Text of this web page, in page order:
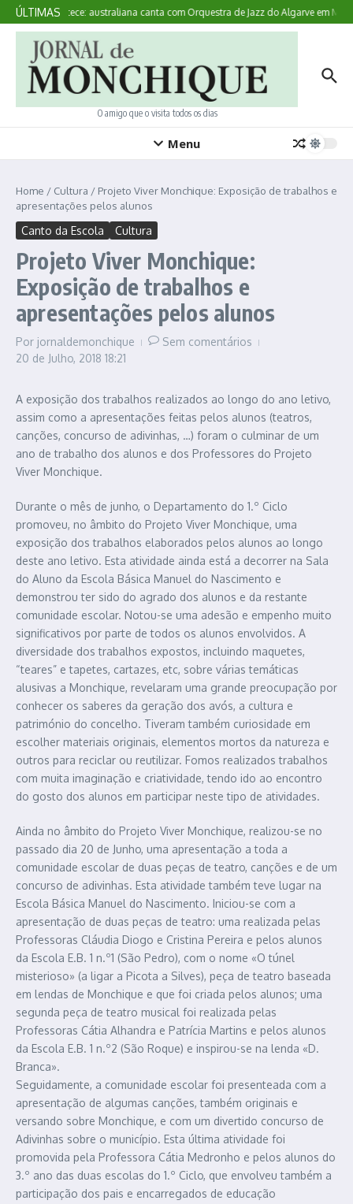
Ir para o conteúdo
ÚLTIMAS
Aqui Acontece: australiana canta com Orquestra de Jazz do Algarve em
O amigo que o visita todos os dias
Menu
Home / Cultura / Projeto Viver Monchique: Exposição de trabalhos e
apresentações pelos alunos
Canto da Escola Cultura
Projeto Viver Monchique:
Exposição de trabalhos e
apresentações pelos alunos
Por jornaldemonchique
Sem comentários
20 de Julho, 2018 18:21
A exposição dos trabalhos realizados ao longo do ano letivo,
assim como a apresentações feitas pelos alunos (teatros,
canções, concurso de adivinhas, …) foram o culminar de um
ano de trabalho dos alunos e dos Professores do Projeto
Viver Monchique.
Durante o mês de junho, o Departamento do 1.º Ciclo
promoveu, no âmbito do Projeto Viver Monchique, uma
exposição dos trabalhos elaborados pelos alunos ao longo
deste ano letivo. Esta atividade ainda está a decorrer na Sala
do Aluno da Escola Básica Manuel do Nascimento e
demonstrou ter sido do agrado dos alunos e da restante
comunidade escolar. Notou-se uma adesão e empenho muito
significativos por parte de todos os alunos envolvidos. A
diversidade dos trabalhos expostos, incluindo maquetes,
“teares” e tapetes, cartazes, etc, sobre várias temáticas
alusivas a Monchique, revelaram uma grande preocupação por
conhecer os saberes da geração dos avós, a cultura e
património do concelho. Tiveram também curiosidade em
escolher materiais originais, elementos mortos da natureza e
outros para reciclar ou reutilizar. Fomos realizados trabalhos
com muita imaginação e criatividade, tendo ido ao encontro
do gosto dos alunos em participar neste tipo de atividades.
Ainda no âmbito do Projeto Viver Monchique, realizou-se no
passado dia 20 de Junho, uma apresentação a toda a
comunidade escolar de duas peças de teatro, canções e de um
concurso de adivinhas. Esta atividade também teve lugar na
Escola Básica Manuel do Nascimento. Iniciou-se com a
apresentação de duas peças de teatro: uma realizada pelas
Professoras Cláudia Diogo e Cristina Pereira e pelos alunos
da Escola E.B. 1 n.º1 (São Pedro), com o nome «O túnel
misterioso» (a ligar a Picota a Silves), peça de teatro baseada
em lendas de Monchique e que foi criada pelos alunos; uma
segunda peça de teatro musical foi realizada pelas
Professoras Cátia Alhandra e Patrícia Martins e pelos alunos
da Escola E.B. 1 n.º2 (São Roque) e inspirou-se na lenda «D.
Branca».
Seguidamente, a comunidade escolar foi presenteada com a
apresentação de algumas canções, também originais e
versando sobre Monchique, e com um divertido concurso de
Adivinhas sobre o município. Esta última atividade foi
promovida pela Professora Cátia Medronho e pelos alunos do
3.º ano das duas escolas do 1.º Ciclo, que envolveu também a
participação dos pais e encarregados de educação